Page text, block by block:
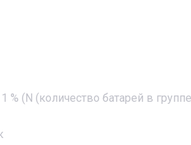
% (N (количество батарей в